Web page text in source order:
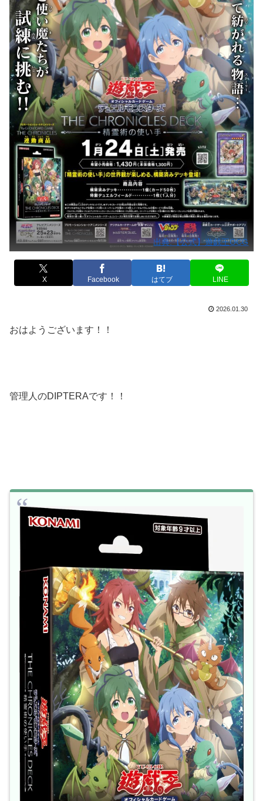
出典:【公式】遊戯王OCG
X Facebook はてブ LINE
2026.01.30
おはようございます！！
管理人のDIPTERAです！！